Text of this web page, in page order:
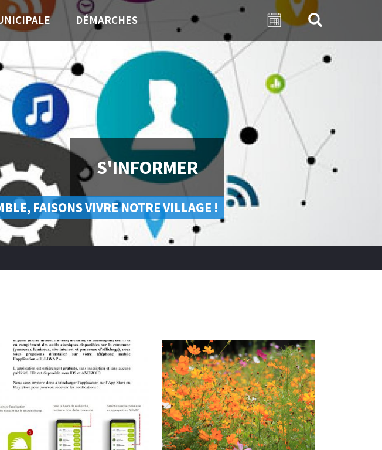
DÉMARCHES
S'INFORMER
FAISONS VIVRE NOTRE VILLAGE !